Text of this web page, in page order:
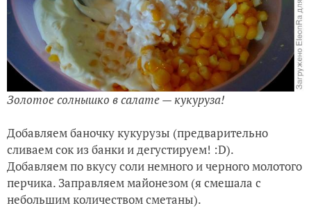
Золотое солнышко в салате — кукуруза!
Добавляем баночку кукурузы (предварительно
сливаем сок из банки и дегустируем! :D).
Добавляем по вкусу соли немного и черного молотого
перчика. Заправляем майонезом (я смешала с
небольшим количеством сметаны).